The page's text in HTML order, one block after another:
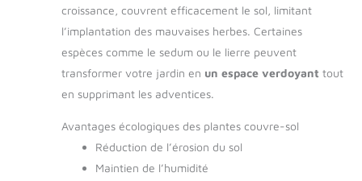
croissance, couvrent efficacement le sol, limitant
l’implantation des mauvaises herbes. Certaines
espèces comme le sedum ou le lierre peuvent
transformer votre jardin en un espace verdoyant tout
en supprimant les adventices.
Avantages écologiques des plantes couvre-sol
Réduction de l’érosion du sol
Maintien de l’humidité